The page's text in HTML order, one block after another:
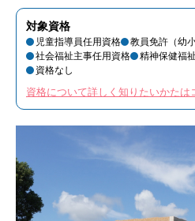
対象資格
児童指導員任用資格 教員免許（幼小
社会福祉主事任用資格
精神保健福
資格なし
資格について詳しく知りたいかたは